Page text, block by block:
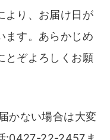
より、お届け日が
ます。あらかじめ
とぞよろしくお願
かない場合は大変